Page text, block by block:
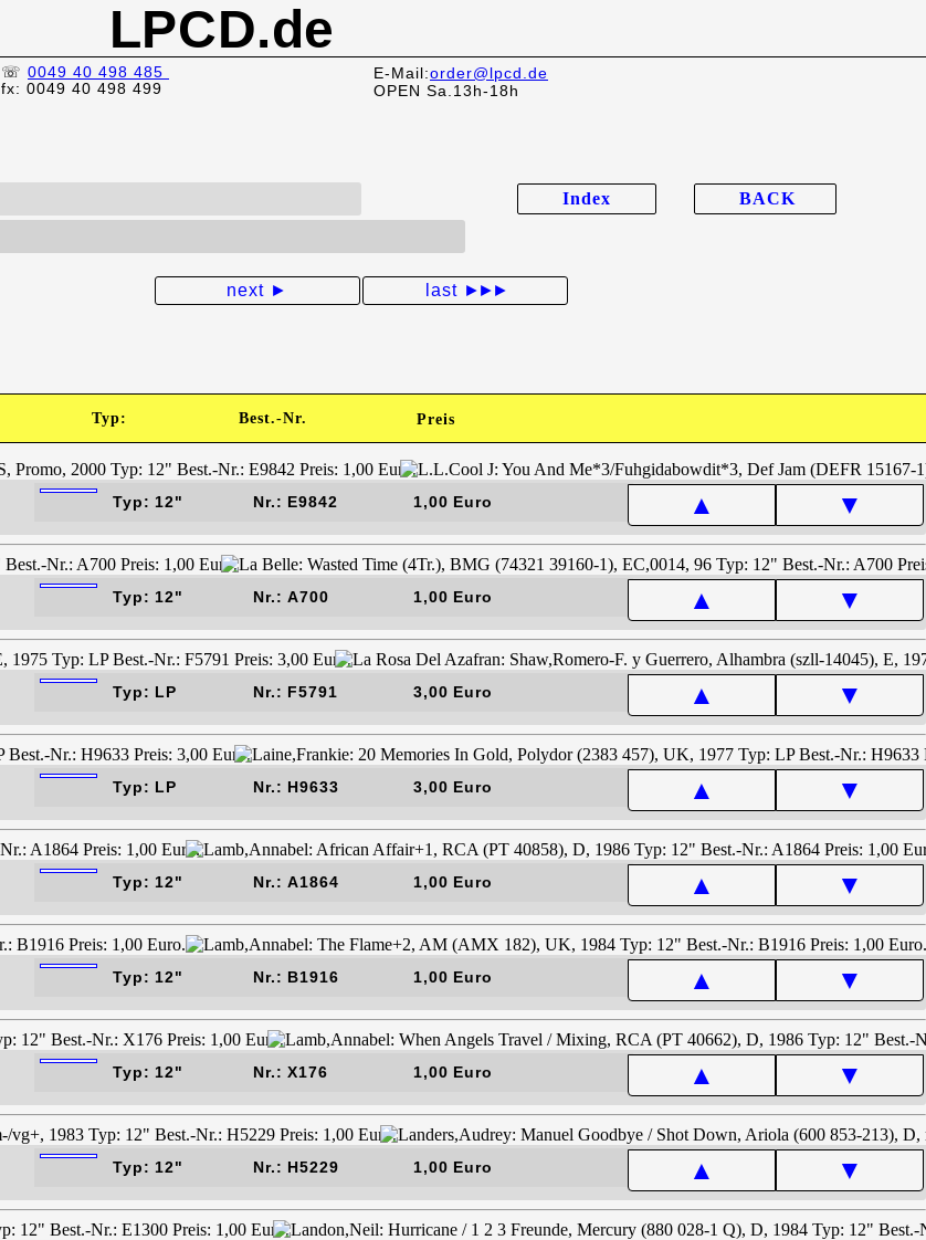
LPCD.de
☏ 0049 40 498 485
fx: 0049 40 498 499
E-Mail:order@lpcd.de
OPEN Sa.13h-18h
Index BACK
next ► last ►►►
Typ: Best.-Nr. Preis
Typ: 12" Nr.: E9842 1,00 Euro ▲ ▼
Typ: 12" Nr.: A700 1,00 Euro ▲ ▼
Typ: LP Nr.: F5791 3,00 Euro ▲ ▼
Typ: LP Nr.: H9633 3,00 Euro ▲ ▼
Typ: 12" Nr.: A1864 1,00 Euro ▲ ▼
Typ: 12" Nr.: B1916 1,00 Euro ▲ ▼
Typ: 12" Nr.: X176 1,00 Euro ▲ ▼
Typ: 12" Nr.: H5229 1,00 Euro ▲ ▼